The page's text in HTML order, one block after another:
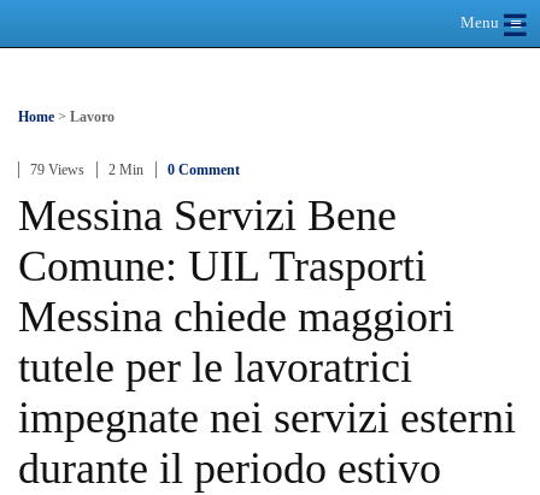
Menu≡
☰
Home > Lavoro
79 Views 2 Min 0 Comment
Messina Servizi Bene
Comune: UIL Trasporti
Messina chiede maggiori
tutele per le lavoratrici
impegnate nei servizi esterni
durante il periodo estivo